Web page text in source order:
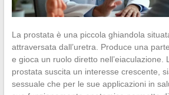
La prostata è una piccola ghiandola
attraversata dall’uretra. Produce una
e gioca un ruolo diretto nell’eiaculazione.
prostata suscita un interesse crescente,
sessuale che per le sue applicazioni in